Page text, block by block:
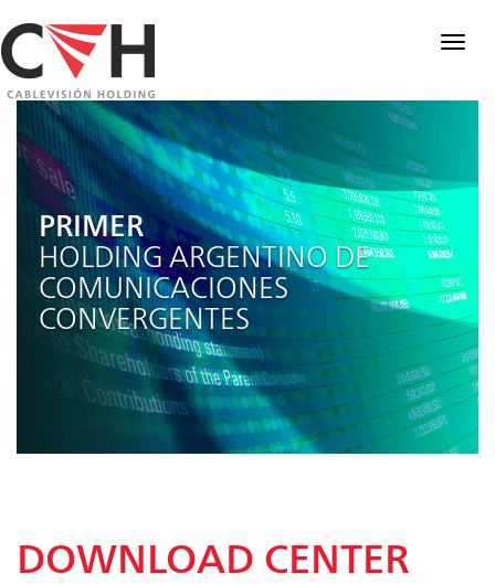
PRIMER
HOLDING ARGENTINO DE
COMUNICACIONES
CONVERGENTES
DOWNLOAD CENTER